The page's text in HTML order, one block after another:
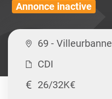
Annonce inactive
69 - Villeurbanne
CDI
26/32K€